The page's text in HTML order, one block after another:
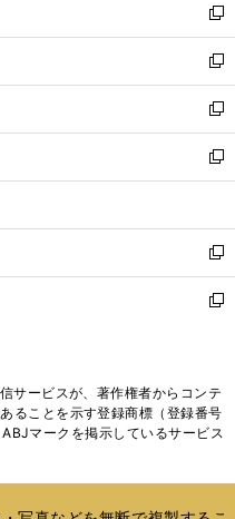
く
で
開
く
ド
ウ
で
開
く
ィ
ン
ド
ウ
で
開
く
い
ウ
ィ
ン
ド
ウ
で
開
新
し
い
ウ
ィ
ン
ド
ウ
開
く
新
し
い
ウ
ィ
ン
ウ
で
開
く
新
し
い
ウ
ン
ド
ウ
で
新
し
ウ
ィ
ン
ド
く
新
し
い
ド
ウ
で
新
ィ
ン
ド
サービスが、著作権者からコンテ
ることを示す登録商標（登録番号
マークを掲示しているサービス